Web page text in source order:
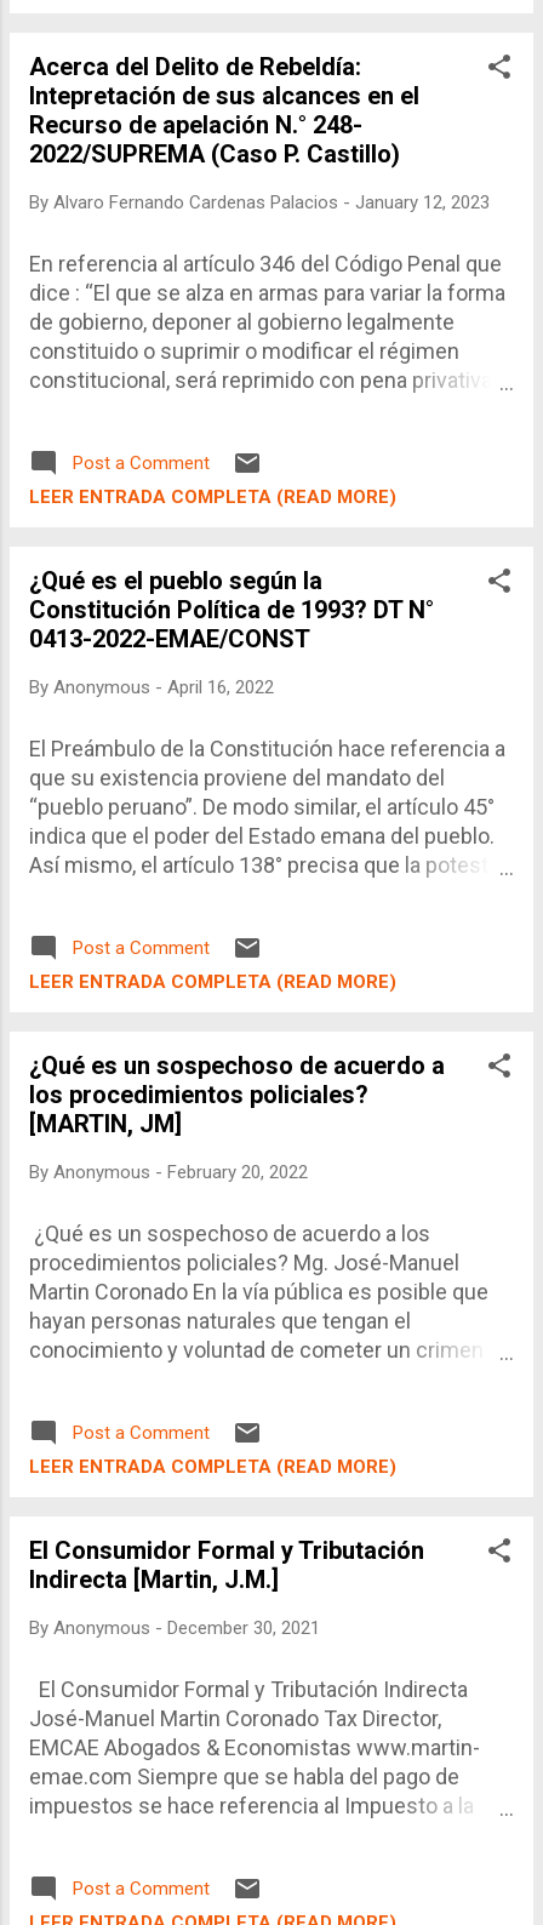
normalmente son tratados por procesos
sumarísimos (aunque en teoría más rápidos,
resultan ser lentos y agobiantes para que el
propietario recupere el bien)
Acerca del Delito de Rebeldía:
Intepretación de sus alcances en el
Recurso de apelación N.° 248-
2022/SUPREMA (Caso P. Castillo)
By Alvaro Fernando Cardenas Palacios - January 12, 2023
En referencia al artículo 346 del Código Penal que
dice : “El que se alza en armas para variar la forma
de gobierno, deponer al gobierno legalmente
constituido o suprimir o modificar el régimen
constitucional, será reprimido con pena privativa
existe el delito de levantamiento en armas,
teniendo en cuenta que para su comisión deben
Respecto al tema constitucional, surge la
pregunta ¿El presidente, en esas circunstancias
estaba legitimado para iniciar la disolución del
Constitución, él no tenía la potestad de disolver el
presidente de la República está facultado para
disolver el Congreso si éste ha censurado o
negado su confianza a dos Consejos de
ministros” . Como es de conocimiento ge...
Post a Comment
LEER ENTRADA COMPLETA (READ MORE)
¿Qué es el pueblo según la
Constitución Política de 1993? DT N°
0413-2022-EMAE/CONST
By Anonymous - April 16, 2022
El Preámbulo de la Constitución hace referencia a
que su existencia proviene del mandato del
“pueblo peruano”. De modo similar, el artículo 45°
indica que el poder del Estado emana del pueblo.
Así mismo, el artículo 138° precisa que la potestad
Post a Comment
LEER ENTRADA COMPLETA (READ MORE)
¿Qué es un sospechoso de acuerdo a
los procedimientos policiales?
[MARTIN, JM]
By Anonymous - February 20, 2022
¿Qué es un sospechoso de acuerdo a los
procedimientos policiales? Mg. José-Manuel
Martin Coronado En la vía pública es posible que
hayan personas naturales que tengan el
conocimiento y voluntad de cometer un crimen o
público, así como combatir el crimen de manera
preventiva o realizar las indagaciones para captura
Post a Comment
LEER ENTRADA COMPLETA (READ MORE)
El Consumidor Formal y Tributación
Indirecta [Martin, J.M.]
By Anonymous - December 30, 2021
El Consumidor Formal y Tributación Indirecta
José-Manuel Martin Coronado Tax Director,
EMCAE Abogados & Economistas www.martin-
emae.com Siempre que se habla del pago de
impuestos se hace referencia al Impuesto a la
(utilidades o ingreso bruto) sirve como una
Post a Comment